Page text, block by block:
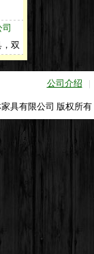
双
公司介绍 |
具有限公司 版权所有